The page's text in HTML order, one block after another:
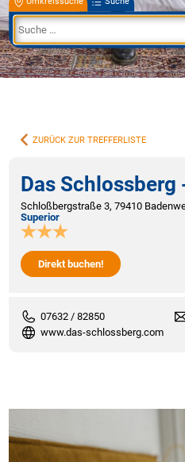
ZURÜCK ZUR TREFFERLISTE
Das
Schloßbergstraße 3, 79410
Superior
Direkt buchen!
07632 / 82850
www.das-schlossberg.com